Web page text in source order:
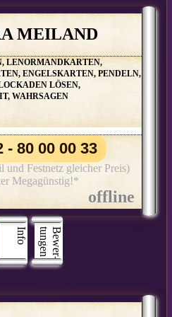
MEILAND
LENORMANDKARTEN,
ENGELSKARTEN, PENDELN,
LÖSEN,
WAHRSAGEN
Info B
e
w
e
r
­
t
u
n
g
e
n
- 80 00 00 33
Festnetz gleicher Preis)
Megagünstig!*